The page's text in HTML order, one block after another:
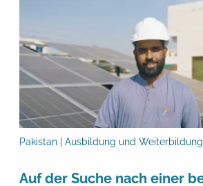
Pakistan | Ausbildung und Weiterbildung
Auf der Suche nach einer